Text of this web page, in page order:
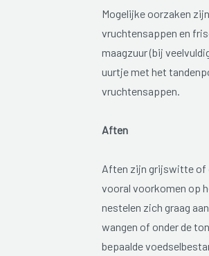
Mogelijke oorzaken
vruchtensappen en
maagzuur (bij
uurtje met het
vruchtensappen.
Aften
Aften zijn grijswitte of
vooral voorkomen op
nestelen zich graag
wangen of onder de
bepaalde